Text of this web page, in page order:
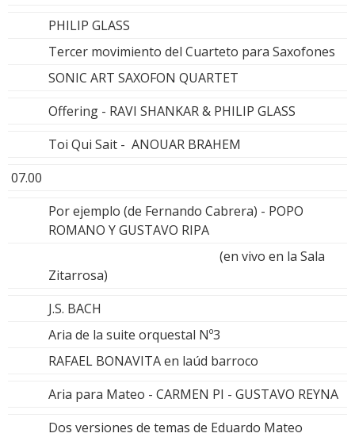
PHILIP GLASS
Tercer movimiento del Cuarteto para Saxofones
SONIC ART SAXOFON QUARTET
Offering - RAVI SHANKAR & PHILIP GLASS
Toi Qui Sait - ANOUAR BRAHEM
07.00
Por ejemplo (de Fernando Cabrera) - POPO
ROMANO Y GUSTAVO RIPA
(en vivo en la Sala
Zitarrosa)
J.S. BACH
Aria de la suite orquestal Nº3
RAFAEL BONAVITA en laúd barroco
Aria para Mateo - CARMEN PI - GUSTAVO REYNA
Dos versiones de temas de Eduardo Mateo